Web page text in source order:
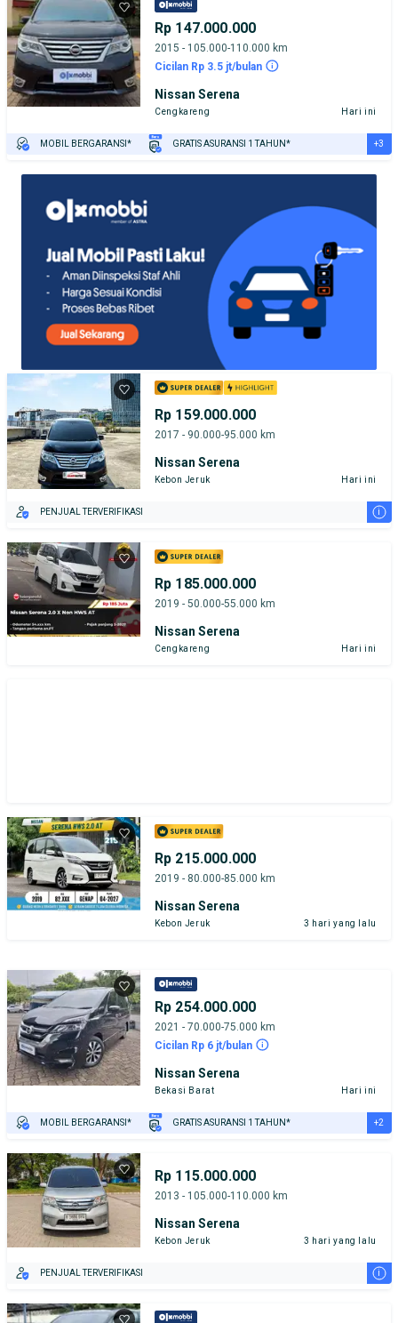
Rp 147.000.000
2015 - 105.000-110.000 km
Cicilan Rp 3.5 jt/bulan
Nissan Serena
Cengkareng Hari ini
MOBIL BERGARANSI* GRATIS ASURANSI 1 TAHUN* +3
Rp 159.000.000
2017 - 90.000-95.000 km
Nissan Serena
Kebon Jeruk Hari ini
PENJUAL TERVERIFIKASI i
Rp 185.000.000
2019 - 50.000-55.000 km
Nissan Serena
Cengkareng Hari ini
Rp 215.000.000
2019 - 80.000-85.000 km
Nissan Serena
Kebon Jeruk 3 hari yang lalu
Rp 254.000.000
2021 - 70.000-75.000 km
Cicilan Rp 6 jt/bulan
Nissan Serena
Bekasi Barat Hari ini
MOBIL BERGARANSI* GRATIS ASURANSI 1 TAHUN* +2
Rp 115.000.000
2013 - 105.000-110.000 km
Nissan Serena
Kebon Jeruk 3 hari yang lalu
PENJUAL TERVERIFIKASI i